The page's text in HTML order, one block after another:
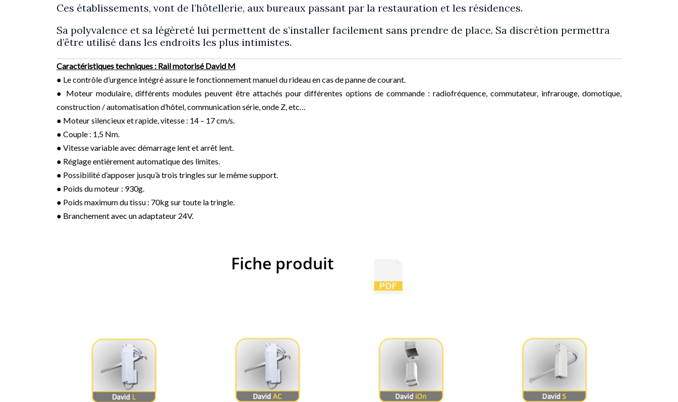
Ces établissements, vont de l’hôtellerie, aux bureaux passant par la restauration et les résidences.
Sa polyvalence et sa légèreté lui permettent de s’installer facilement sans prendre de place. Sa discrétion permettra
d’être utilisé dans les endroits les plus intimistes.
Caractéristiques techniques : Rail motorisé David M
● Le contrôle d’urgence intégré assure le fonctionnement manuel du rideau en cas de panne de courant.
● Moteur modulaire, différents modules peuvent être attachés pour différentes options de commande : radiofréquence, commutateur, infrarouge, domotique,
construction / automatisation d’hôtel, communication série, onde Z, etc…
● Moteur silencieux et rapide, vitesse : 14 – 17 cm/s.
● Couple : 1,5 Nm.
● Vitesse variable avec démarrage lent et arrêt lent.
● Réglage entièrement automatique des limites.
● Possibilité d’apposer jusqu’à trois tringles sur le même support.
● Poids du moteur : 930g.
● Poids maximum du tissu : 70kg sur toute la tringle.
● Branchement avec un adaptateur 24V.
Fiche produit